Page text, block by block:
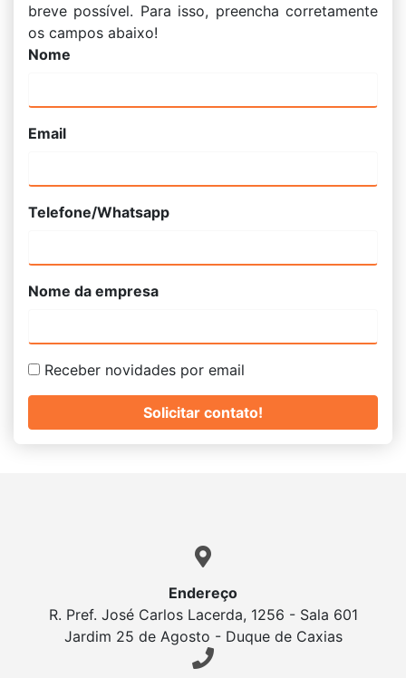
breve possível. Para isso, preencha corretamente
os campos abaixo!
Nome
Email
Telefone/Whatsapp
Nome da empresa
Receber novidades por email
Endereço
R. Pref. José Carlos Lacerda, 1256 - Sala 601
Jardim 25 de Agosto - Duque de Caxias